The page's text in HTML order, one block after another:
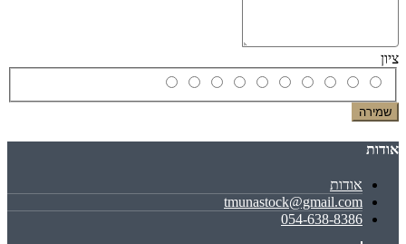
ציון
שמירה
אודות
אודות
tmunastock@gmail.com
054-638-8386